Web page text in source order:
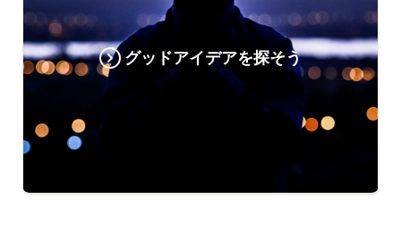
グッドアイデアを探そう